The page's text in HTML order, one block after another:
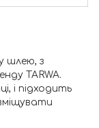
шлею, з
TARWA.
і підходить